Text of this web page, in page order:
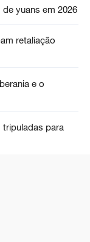
yuans em 2026
retaliação
e o
tripuladas para